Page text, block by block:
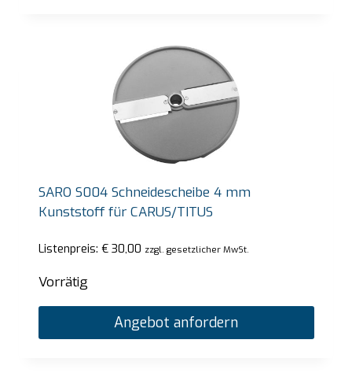
SARO S004 Schneidescheibe 4 mm
Kunststoff für CARUS/TITUS
Listenpreis: €30,00 zzgl. gesetzlicher MwSt.
Vorrätig
Angebot anfordern